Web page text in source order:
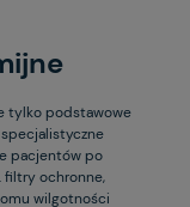
tylko podstawowe
pacjentów po
filtry ochronne,
wilgotności